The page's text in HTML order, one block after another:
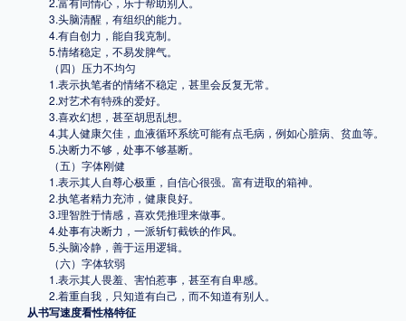
3.头脑清醒，有组织的能力。
4.有自创力，能自我克制。
5.情绪稳定，不易发脾气。
（四）压力不均匀
1.表示执笔者的情绪不稳定，甚里会反复无常。
2.对艺术有特殊的爱好。
3.喜欢幻想，甚至胡思乱想。
4.其人健康欠佳，血液循环系统可能有点毛病，例如心脏病、贫血等。
5.决断力不够，处事不够基断。
（五）字体刚健
1.表示其人自尊心极重，自信心很强。富有进取的箱神。
2.执笔者精力充沛，健康良好。
3.理智胜于情感，喜欢凭推理来做事。
4.处事有决断力，一派斩钉截铁的作风。
5.头脑冷静，善于运用逻辑。
（六）字体软弱
1.表示其人畏羞、害怕惹事，甚至有自卑感。
2.着重自我，只知道有白己，而不知道有别人。
从书写速度看性格特征